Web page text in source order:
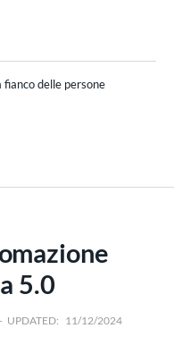
delle persone
5.0
UPDATED: 11/12/2024